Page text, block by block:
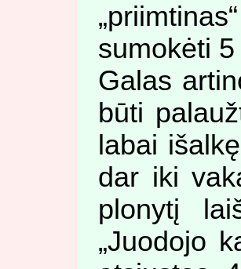
sumokėti
Galas
būti
labai
dar iki
plonytį
„Juodojo